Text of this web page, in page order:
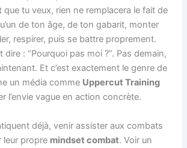
que tu veux, rien ne remplacera le fait de
de ton âge, de ton gabarit, monter
respirer, puis se battre proprement.
dire : “Pourquoi pas moi ?”. Pas demain,
Et c’est exactement le genre de
un média comme Uppercut Training
l’envie vague en action concrète.
déjà, venir assister aux combats
leur propre mindset combat. Voir un